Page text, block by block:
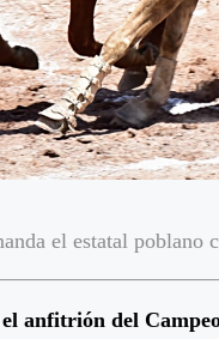
el estatal poblano
anfitrión del